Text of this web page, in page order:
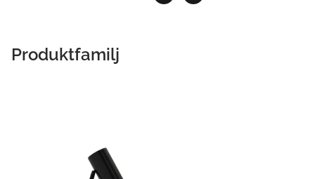
Produktfamilj